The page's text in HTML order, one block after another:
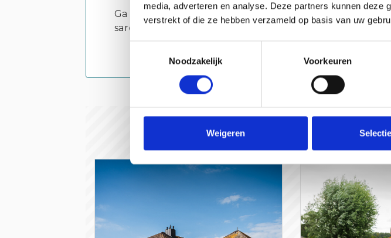
media, adverteren en analyse. Deze partners kunnen deze
verstrekt of die ze hebben verzameld op basis van uw
Noodzakelijk
Voorkeuren
Weigeren
Ga jij voor de ravioli tartufo, de pizza dello Chef of de
sardientjes?
Anderen